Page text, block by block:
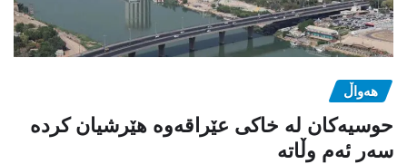
هەواڵ
حوسیەکان لە خاکی عێراقەوە هێرشیان کردە
سەر ئەم وڵاتە